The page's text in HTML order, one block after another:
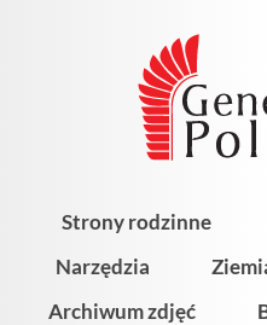
Strony rodzinne
Narzędzia
Archiwum zdjęć